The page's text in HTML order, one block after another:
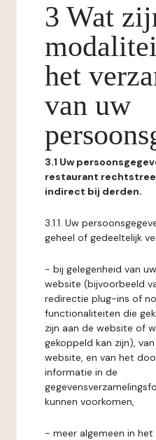
3 Wat
het
van uw
3.1 Uw
restaurant
indirect bij derden.
3.1.1. Uw
geheel of gedeeltelijk
- bij gelegenheid van
website (bijvoorbeeld
redirectie plug-ins of
functionaliteiten die
zijn aan de website of
gekoppeld kan zijn),
website, en van het
informatie in de
kunnen voorkomen,
- meer algemeen in het